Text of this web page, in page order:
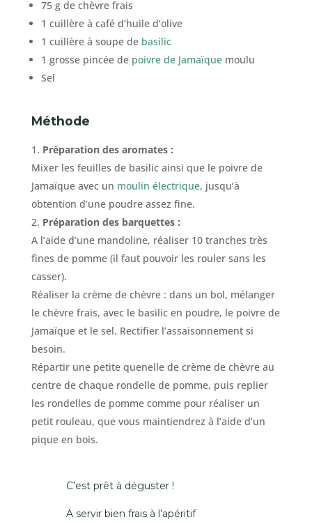
75 g de chèvre frais
1 cuillère à café d’huile d’olive
1 cuillère à soupe de basilic
1 grosse pincée de poivre de Jamaïquemoulu
Sel
Méthode
Préparation des aromates :
Mixer les feuilles de basilic ainsi que le poivre de
Jamaïque avec un moulin électrique, jusqu’à
obtention d’une poudre assez fine.
Préparation des barquettes :
A l’aide d’une mandoline, réaliser 10 tranches très
fines de pomme (il faut pouvoir les rouler sans les
casser).
Réaliser la crème de chèvre : dans un bol, mélanger
le chèvre frais, avec le basilic en poudre, le poivre de
Jamaïque et le sel. Rectifier l’assaisonnement si
besoin.
Répartir une petite quenelle de crème de chèvre au
centre de chaque rondelle de pomme, puis replier
les rondelles de pomme comme pour réaliser un
petit rouleau, que vous maintiendrez à l’aide d’un
pique en bois.
C’est prêt à déguster !
A servir bien frais à l’apéritif